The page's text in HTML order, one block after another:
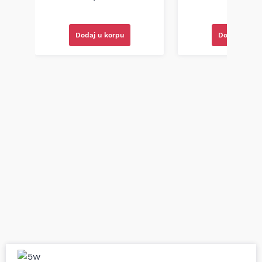
Dodaj u korpu Dodaj u